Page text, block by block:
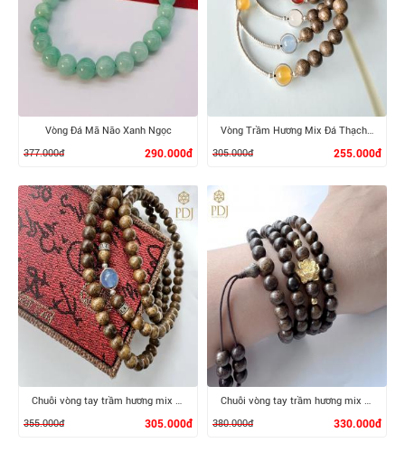
XEM CHI TIẾT
Vòng Đá Mã Não Xanh Ngọc
377.000đ
290.000đ
XEM CHI TIẾT
Vòng Trầm Hương Mix Đá Thạch Anh Phong Thuỷ
305.000đ
255.000đ
Chuỗi vòng tay trầm hương mix đá thạch anh
355.000đ
305.000đ
Chuỗi vòng tay trầm hương mix sen bạc si
380.000đ
330.000đ